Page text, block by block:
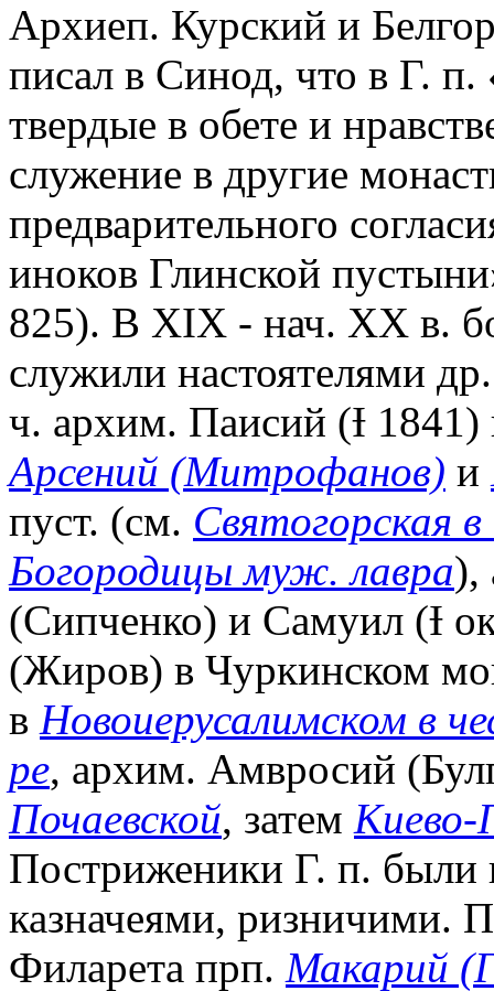
Архиеп. Курский и
писал в Синод, что в Г.
твердые в обете и
служение в другие
предварительного
иноков Глинской
825). В XIX - нач. XX в.
служили настоятелями
ч. архим. Паисий (Ɨ
Арсений (Митрофанов) и
пуст. (см. Святогорская
Богородицы муж. лавра),
(Сипченко) и Самуил (Ɨ
(Жиров) в Чуркинском
в Новоиерусалимском в
ре, архим. Амвросий
Почаевской, затем Киево-
Постриженики Г. п. были
казначеями, ризничими.
Филарета прп. Макарий